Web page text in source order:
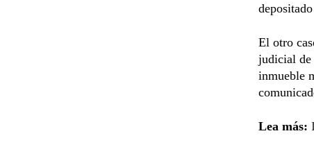
El otro
judicial de
inmueble
Lea más: